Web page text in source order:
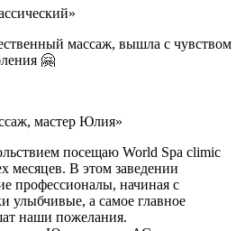
массаж, вышла с чувством
🤗
мастер Юлия»
посещаю World Spa climic
месяцев. В этом заведении
профессионалы, начиная с
улыбчивые, а самое главное
наши пожелания.